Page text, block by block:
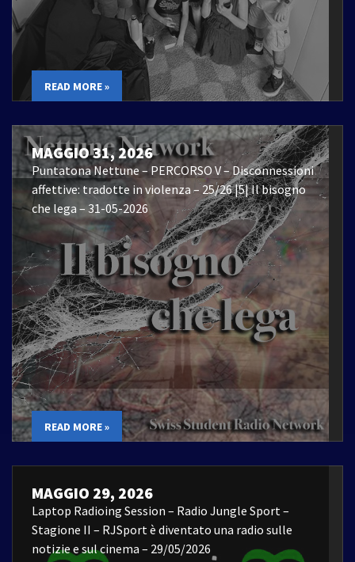
READ MORE »
MAGGIO 31, 2026
Puntatona Nettune – PERCORSO V – Disconnessioni
affettive: tradotte in violenza – 25/26 |5| Il bisogno
che lega – 31-05-2026
READ MORE »
MAGGIO 29, 2026
Laptop Radioing Session – Radio Jungle Sport –
Stagione II – RJSport è diventato una radio sulle
notizie e sul cinema – 29/05/2026